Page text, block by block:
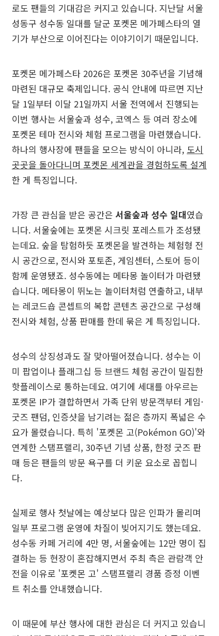
로도 팬들의 기대감은 커지고 있습니다. 지난달 서울
성동구 성수동 일대를 달군 포켓몬 메가페스타의 열
기가 부산으로 이어진다는 이야기이기 때문입니다.
포켓몬 메가페스타 2026은 포켓몬 30주년을 기념해
마련된 대규모 축제입니다. 공식 안내에 따르면 지난
달 1일부터 이달 21일까지 서울 전역에서 진행되는
이번 행사는 서울숲과 성수, 코엑스 등 여러 장소에
포켓몬 테마 전시와 체험 프로그램을 마련했습니다.
하나의 행사장에 팬들을 모으는 방식이 아니라, 도시
곳곳을 돌아다니며 포켓몬 세계관을 경험하도록 설계
한 게 특징입니다.
가장 큰 관심을 받은 공간은 서울숲과 성수 일대였습
니다. 서울숲에는 포켓몬 시크릿 포레스트가 조성됐
는데요. 숲을 탐험하듯 포켓몬을 발견하는 체험형 전
시 공간으로, 전시와 포토존, 게임센터, 스토어 등이
함께 운영됐죠. 성수동에는 메타몽 놀이터가 마련됐
습니다. 메타몽이 뛰노는 놀이터처럼 연출하고, 내부
는 레코드숍 콘셉트의 복합 콘텐츠 공간으로 구성해
전시와 체험, 상품 판매를 한데 묶은 게 특징입니다.
성수의 상징성과도 잘 맞아떨어졌습니다. 성수는 이
미 팝업이나 플래그십 등 브랜드 체험 공간이 밀집한
핫플레이스로 통하는데요. 여기에 세대를 아우르는
포켓몬 IP가 결합하면서 가족 단위 방문객부터 게임·
굿즈 팬덤, 인증샷을 남기려는 젊은 층까지 폭넓은 수
요가 몰렸습니다. 특히 '포켓몬 고(Pokémon GO)'와
연계한 스탬프랠리, 30주년 기념 상품, 한정 굿즈 판
매 등은 팬들의 방문 욕구를 더 키운 요소로 꼽힙니
다.
실제로 행사 첫날에는 예상보다 많은 인파가 몰리며
일부 프로그램 운영에 차질이 빚어지기도 했는데요.
성수동 카페 거리에 4만 명, 서울숲에는 12만 명이 집
결하는 등 현장이 혼잡해지면서 주최 측은 관람객 안
전을 이유로 '포켓몬 고' 스탬프랠리 경품 증정 이벤
트 취소를 안내했습니다.
이 때문에 부산 행사에 대한 관심은 더 커지고 있습니